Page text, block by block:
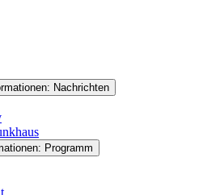
Nachrichten
Programm